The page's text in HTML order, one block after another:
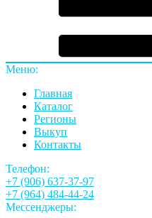
Меню:
Главная
Каталог
Регионы
Выкуп
Контакты
Телефон:
+7 (906) 637-37-97
+7 (964) 484-44-24
Мессенджеры: